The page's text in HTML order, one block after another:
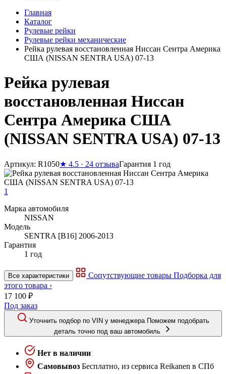
Главная
Каталог
Рулевые рейки
Рулевые рейки механические
Рейка рулевая восстановленная Ниссан Сентра Америка
США (NISSAN SENTRA USA) 07-13
Рейка рулевая
восстановленная Ниссан
Сентра Америка США
(NISSAN SENTRA USA) 07-13
Артикул: R1050★ 4.5 · 24 отзываГарантия 1 год
1
Марка автомобиля
NISSAN
Модель
SENTRA [B16] 2006-2013
Гарантия
1 год
Все характеристики Сопутствующие товары Подборка для
этого товара ›
17 100 ₽
Под заказ
Уточнить подбор по VIN у менеджера Поможем подобрать
деталь точно под ваш автомобиль
Нет в наличии
Самовывоз Бесплатно, из сервиса Reikanen в СПб